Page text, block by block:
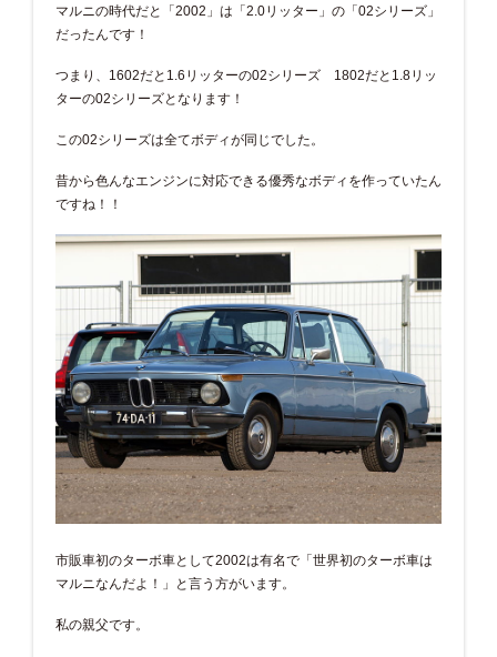
マルニの時代だと「2002」は「2.0リッター」の「02シリーズ」
だったんです！
つまり、1602だと1.6リッターの02シリーズ 1802だと1.8リッ
ターの02シリーズとなります！
この02シリーズは全てボディが同じでした。
昔から色んなエンジンに対応できる優秀なボディを作っていたん
ですね！！
市販車初のターボ車として2002は有名で「世界初のターボ車は
マルニなんだよ！」と言う方がいます。
私の親父です。